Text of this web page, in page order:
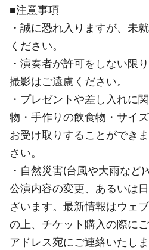
■注意事項
・誠に恐れ入りますが、未
ください。
・演奏者が許可をしない限
撮影はご遠慮ください。
・プレゼントや差し入れに
物・手作りの飲食物・サイ
お受け取りすることができ
さい。
・自然災害(台風や大雨など
公演内容の変更、あるいは
ざいます。最新情報はウェ
の上、チケット購入の際に
アドレス宛にご連絡いたしま